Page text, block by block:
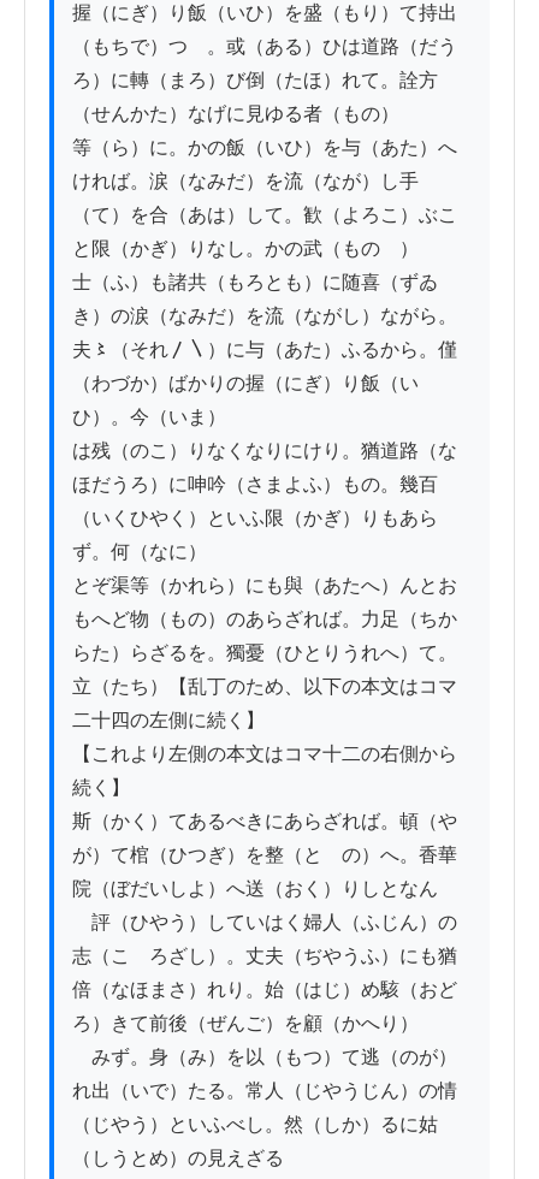
握（にぎ）り飯（いひ）を盛（もり）て持出
（もちで）つゝ。或（ある）ひは道路（だう
ろ）に轉（まろ）び倒（たほ）れて。詮方
（せんかた）なげに見ゆる者（もの）
等（ら）に。かの飯（いひ）を与（あた）へ
ければ。涙（なみだ）を流（なが）し手
（て）を合（あは）して。歓（よろこ）ぶこ
と限（かぎ）りなし。かの武（ものゝ）
士（ふ）も諸共（もろとも）に随喜（ずゐ
き）の涙（なみだ）を流（ながし）ながら。
夫〻（それ〳〵）に与（あた）ふるから。僅
（わづか）ばかりの握（にぎ）り飯（い
ひ）。今（いま）
は残（のこ）りなくなりにけり。猶道路（な
ほだうろ）に呻吟（さまよふ）もの。幾百
（いくひやく）といふ限（かぎ）りもあら
ず。何（なに）
とぞ渠等（かれら）にも與（あたへ）んとお
もへど物（もの）のあらざれば。力足（ちか
らた）らざるを。獨憂（ひとりうれへ）て。
立（たち）【乱丁のため、以下の本文はコマ
二十四の左側に続く】
【これより左側の本文はコマ十二の右側から
続く】
斯（かく）てあるべきにあらざれば。頓（や
が）て棺（ひつぎ）を整（とゝの）へ。香華
院（ぼだいしよ）へ送（おく）りしとなん
評（ひやう）していはく婦人（ふじん）の
志（こゝろざし）。丈夫（ぢやうふ）にも猶
倍（なほまさ）れり。始（はじ）め駭（おど
ろ）きて前後（ぜんご）を顧（かへり）
みず。身（み）を以（もつ）て逃（のが）
れ出（いで）たる。常人（じやうじん）の情
（じやう）といふべし。然（しか）るに姑
（しうとめ）の見えざる